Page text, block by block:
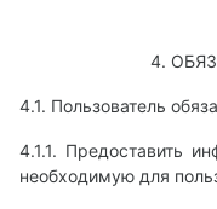
4.
4.1. Пользователь
4.1.1. Предоставить
необходимую для